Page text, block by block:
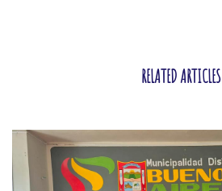
RELATED ARTICLES